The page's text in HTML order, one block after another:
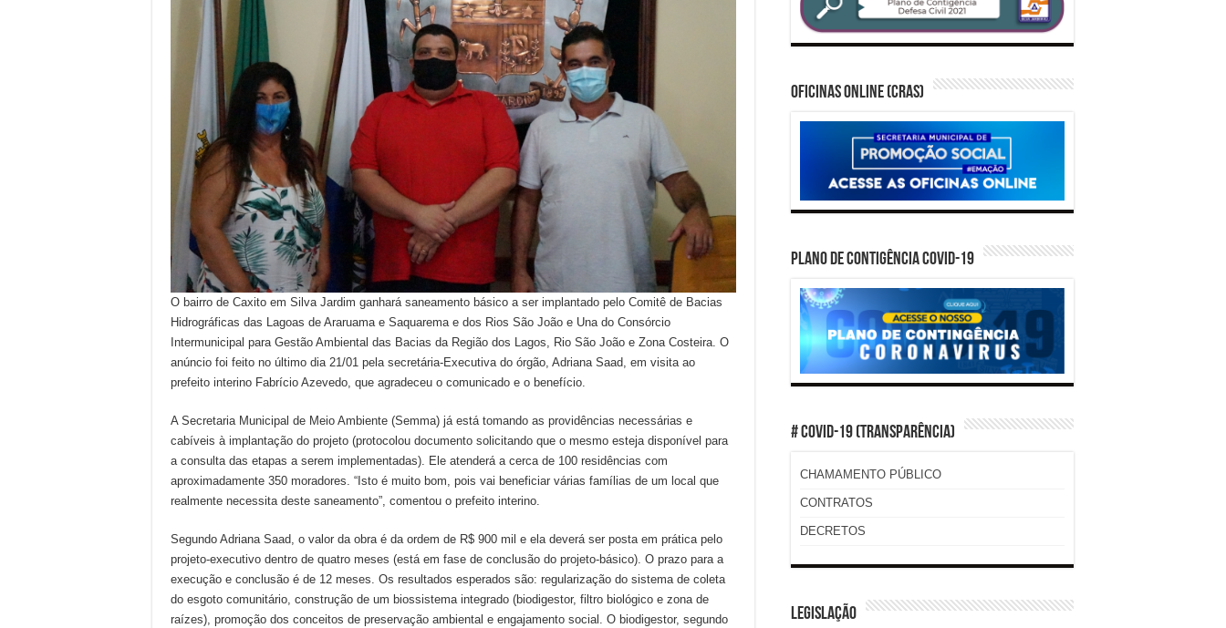
O bairro de Caxito em Silva Jardim ganhará saneamento básico a ser implantado pelo Comitê de Bacias
Hidrográficas das Lagoas de Araruama e Saquarema e dos Rios São João e Una do Consórcio
Intermunicipal para Gestão Ambiental das Bacias da Região dos Lagos, Rio São João e Zona Costeira. O
anúncio foi feito no último dia 21/01 pela secretária-Executiva do órgão, Adriana Saad, em visita ao
prefeito interino Fabrício Azevedo, que agradeceu o comunicado e o benefício.
A Secretaria Municipal de Meio Ambiente (Semma) já está tomando as providências necessárias e
cabíveis à implantação do projeto (protocolou documento solicitando que o mesmo esteja disponível para
a consulta das etapas a serem implementadas). Ele atenderá a cerca de 100 residências com
aproximadamente 350 moradores. “Isto é muito bom, pois vai beneficiar várias famílias de um local que
realmente necessita deste saneamento”, comentou o prefeito interino.
Segundo Adriana Saad, o valor da obra é da ordem de R$ 900 mil e ela deverá ser posta em prática pelo
projeto-executivo dentro de quatro meses (está em fase de conclusão do projeto-básico). O prazo para a
execução e conclusão é de 12 meses. Os resultados esperados são: regularização do sistema de coleta
do esgoto comunitário, construção de um biossistema integrado (biodigestor, filtro biológico e zona de
raízes), promoção dos conceitos de preservação ambiental e engajamento social. O biodigestor, segundo
Oficinas Online (CRAS)
PLANO DE CONTIGÊNCIA COVID-19
# COVID-19 (TRANSPARÊNCIA)
CHAMAMENTO PÚBLICO
CONTRATOS
DECRETOS
LEGISLAÇÃO